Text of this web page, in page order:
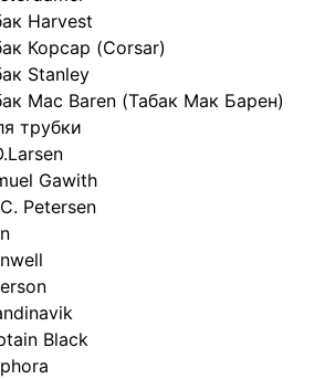
Harvest
Корсар (Corsar)
Stanley
Mac Baren (Табак Мак Барен)
трубки
Gawith
Petersen
Black